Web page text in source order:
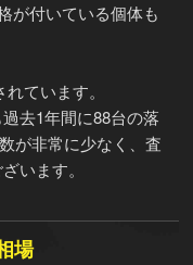
が付いている個体も
ています。
去1年間に88台の落
が非常に少なく、査
います。
場